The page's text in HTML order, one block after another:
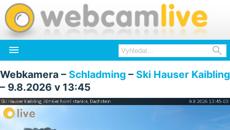
 
Webkamera – Schladming – Ski Hauser Kaibling
– 9.8.2026 v 13:45